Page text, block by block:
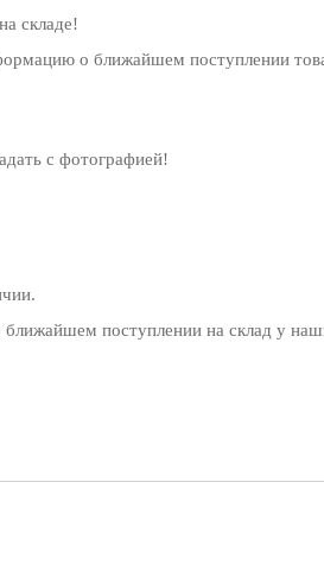
складе!
о ближайшем поступлении
с фотографией!
поступлении на склад у